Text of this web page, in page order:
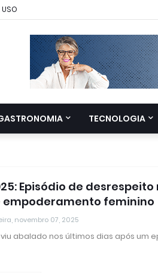
USO
TECNOLOGIA
Episódio de
empoderamento feminino
novembro 07, 2025
abalado nos últimos dias após um